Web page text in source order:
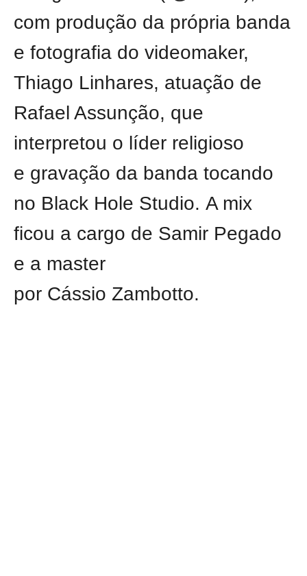
com produção da própria banda
e fotografia do videomaker,
Thiago Linhares, atuação de
Rafael Assunção, que
interpretou o líder religioso
e gravação da banda tocando
no Black Hole Studio. A mix
ficou a cargo de Samir Pegado
e a master
por Cássio Zambotto.